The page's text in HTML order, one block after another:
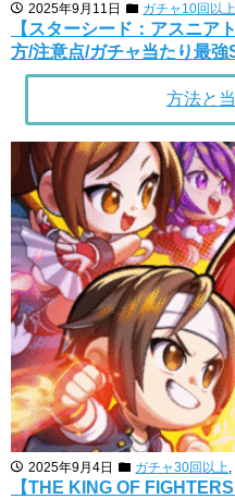
2025年9月11日 ガチャ10回以上
【スターシード：アスニア
方/注意点/ガチャ当たり最
方法と
2025年9月4日 ガチャ30回以上,
【THE KING OF